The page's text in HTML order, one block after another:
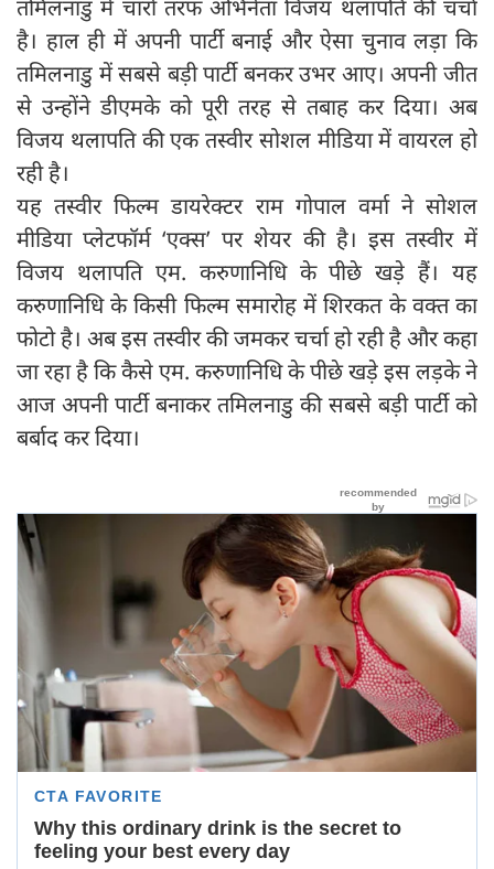
तमिलनाडु में चारों तरफ अभिनेता विजय थलापति की चर्चा
है। हाल ही में अपनी पार्टी बनाई और ऐसा चुनाव लड़ा कि
तमिलनाडु में सबसे बड़ी पार्टी बनकर उभर आए। अपनी जीत
से उन्‍होंने डीएमके को पूरी तरह से तबाह कर दिया। अब
विजय थलापति की एक तस्‍वीर सोशल मीडिया में वायरल हो
रही है।
यह तस्‍वीर फिल्‍म डायरेक्‍टर राम गोपाल वर्मा ने सोशल
मीडिया प्लेटफॉर्म ‘एक्स’ पर शेयर की है। इस तस्‍वीर में
विजय थलापति एम. करुणानिधि के पीछे खड़े हैं। यह
करुणानिधि के किसी फिल्‍म समारोह में शिरकत के वक्‍त का
फोटो है। अब इस तस्‍वीर की जमकर चर्चा हो रही है और कहा
जा रहा है कि कैसे एम. करुणानिधि के पीछे खड़े इस लड़के ने
आज अपनी पार्टी बनाकर तमिलनाडु की सबसे बड़ी पार्टी को
बर्बाद कर दिया।